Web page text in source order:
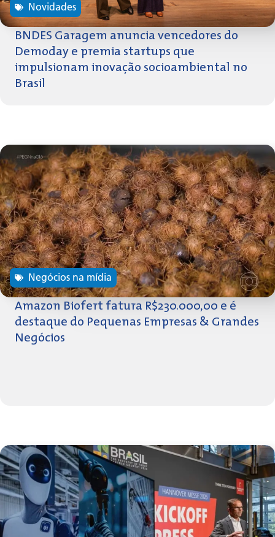
Novidades
BNDES Garagem anuncia vencedores do
Demoday e premia startups que
impulsionam inovação socioambiental no
Brasil
Negócios na mídia
Amazon Biofert fatura R$230.000,00 e é
destaque do Pequenas Empresas & Grandes
Negócios